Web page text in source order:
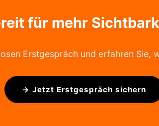
für mehr
Erstgespräch und erfahren Sie,
→ Jetzt Erstgespräch sichern